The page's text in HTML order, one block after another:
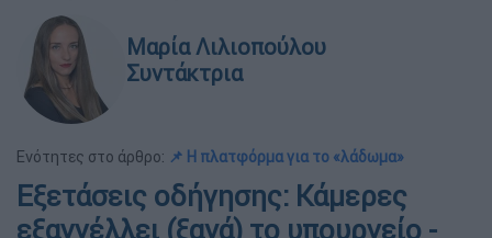
Μαρία Λιλιοπούλου
Συντάκτρια
Ενότητες στο άρθρο: 📌 Η πλατφόρμα για το «λάδωμα»
Εξετάσεις οδήγησης: Κάμερες
εξαγγέλλει (ξανά) το υπουργείο -